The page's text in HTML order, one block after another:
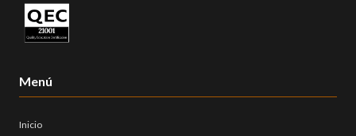
Menú
Inicio